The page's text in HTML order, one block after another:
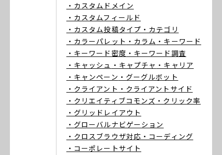
・カスタムドメイン
・カスタムフィールド
・カスタム投稿タイプ ・カテゴリ
・カラーパレット ・カラム ・キーワード
・キーワード密度 ・キーワード調査
・キャッシュ ・キャプチャ ・キャリア
・キャンペーン ・グーグルボット
・クライアント ・クライアントサイド
・クリエイティブコモンズ ・クリック率
・グリッドレイアウト
・グローバルナビゲーション
・クロスブラウザ対応 ・コーディング
・コーポレートサイト